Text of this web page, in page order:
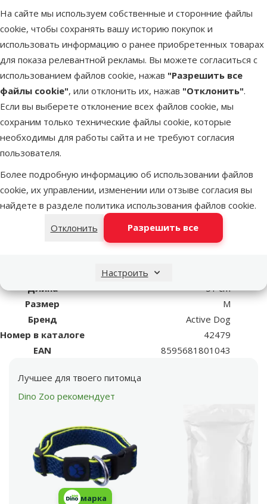
На сайте мы используем собственные и сторонние файлы
cookie, чтобы сохранять вашу историю покупок и
использовать информацию о ранее приобретенных товарах
для показа релевантной рекламы. Вы можете согласиться с
использованием файлов cookie, нажав "Разрешить все
файлы cookie", или отклонить их, нажав "Отклонить".
Если вы выберете отклонение всех файлов cookie, мы
сохраним только технические файлы cookie, которые
необходимы для работы сайта и не требуют согласия
пользователя.
Более подробную информацию об использовании файлов
cookie, их управлении, изменении или отзыве согласия вы
найдете в разделе политика использования файлов cookie.
Отклонить
Разрешить все
Настроить
Удобный и прочный ошейник для собак.
По всей длине ошейника с обеих сторон вшиты
светоотражающие элементы, обеспечивающие
безопасность при передвижении в темное время суток.
Предназначен для собак средних пород.
У ошейника регулируемая длина. Обхват шеи собаки должен
составлять от 35 до 51 см.
Размер – M:
Длина: 35–51 см.
Цвет – синий.
Параметры
Размер собаки
Маленькая, Средняя
Полиэстер
Классический, Светоотражающий
Длина
51 cm
Размер
M
Бренд
Active Dog
Номер в каталоге
42479
EAN
8595681801043
Лучшее для твоего питомца
Dino Zoo рекомендует
марка